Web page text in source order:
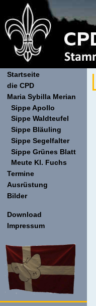
Startseite
die CPD
Maria Sybilla Merian
Sippe Apollo
Sippe Waldteufel
Sippe Bläuling
Sippe Segelfalter
Sippe Grünes Blatt
Meute Kl. Fuchs
Termine
Ausrüstung
Bilder
Download
Impressum